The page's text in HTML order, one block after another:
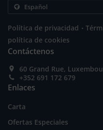
Política de privacidad .
política de cookies
Contáctenos
60 Grand Rue,
+352 691 172 679
Enlaces
Carta
Ofertas Especiales